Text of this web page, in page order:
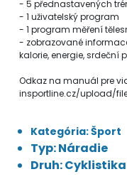
- 5 přednastavených
- 1 uživatelský program
- 1 program měření
- zobrazované
kalorie, energie, srdeční
Odkaz na manuál pre
insportline.cz/upload/
Kategória: Šport
Typ: Náradie
Druh: Cyklistika